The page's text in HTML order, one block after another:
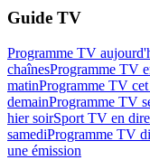
Guide TV
Programme TV
chaînesProgramme TV
matinProgramme TV
demainProgramme TV
hier soirSport TV en
samediProgramme TV
une émission